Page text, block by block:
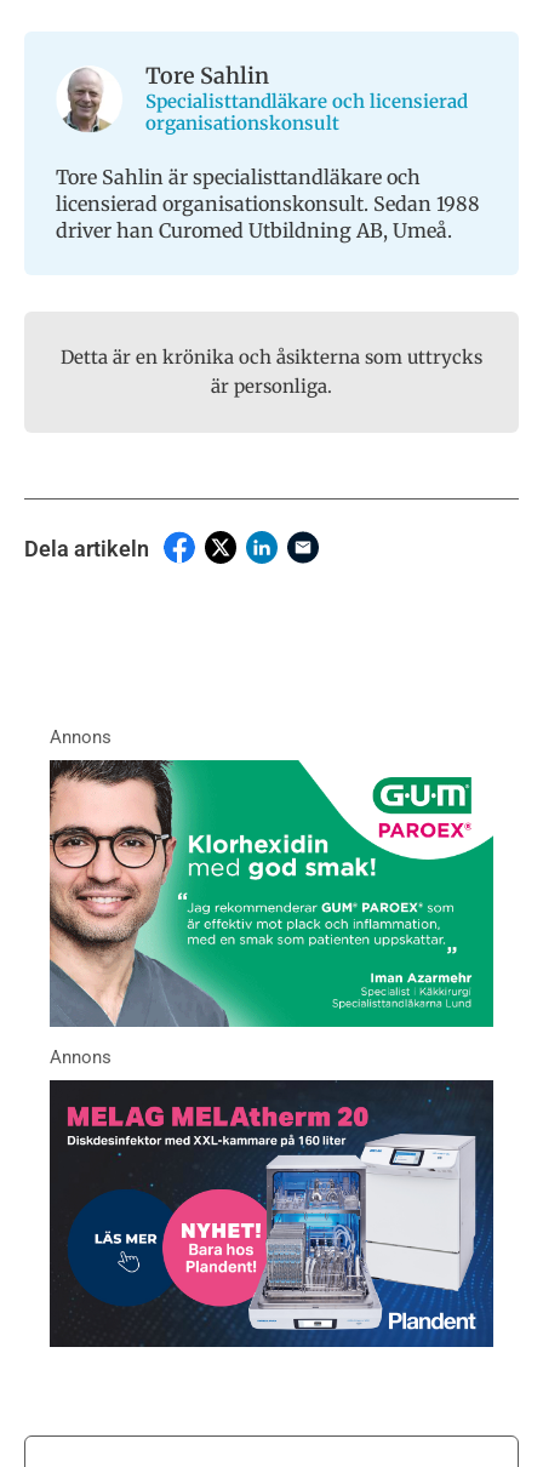
Tore Sahlin
Specialisttandläkare och licensierad
organisationskonsult
Tore Sahlin är specialisttandläkare och
licensierad organisationskonsult. Sedan 1988
driver han Curomed Utbildning AB, Umeå.
Detta är en krönika och åsikterna som uttrycks
är personliga.
Dela artikeln